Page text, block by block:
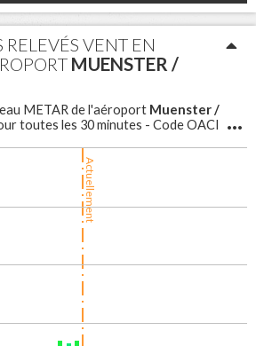
VENT EN
MUENSTER /
METAR de l'aéroport Muenster /
toutes les 30 minutes - Code OACI
Actuellement